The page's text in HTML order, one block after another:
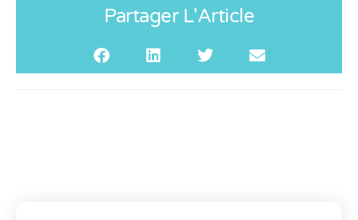
Partager L'Article